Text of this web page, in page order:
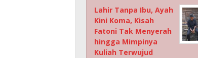
Lahir Tanpa Ibu, Ayah
Kini Koma, Kisah
Fatoni Tak Menyerah
hingga Mimpinya
Kuliah Terwujud